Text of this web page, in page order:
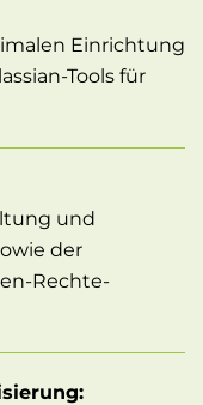
Einrichtung
Tools für
und
der
Rechte-